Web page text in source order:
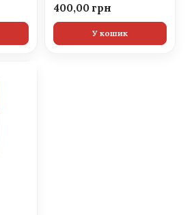
400,00
У кошик